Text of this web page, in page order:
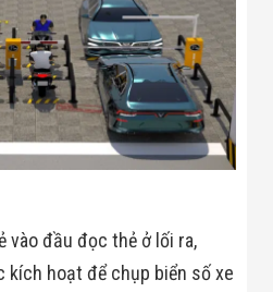
Thiết Bị Ngành
Thực Phẩm
Thiết Bị Ngành
Thực Phẩm
Matrixcope
Thiết Bị Ngành
Công Nghiệp
Thiết Bị Ngành
Giáo Dục
Thiết Bị Ngành
Giày Da, Túi
Xách
vào đầu đọc thẻ ở lối ra,
kích hoạt để chụp biển số xe